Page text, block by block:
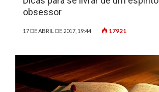
obsessor
17 DE ABRIL DE 2017, 19:44 17921